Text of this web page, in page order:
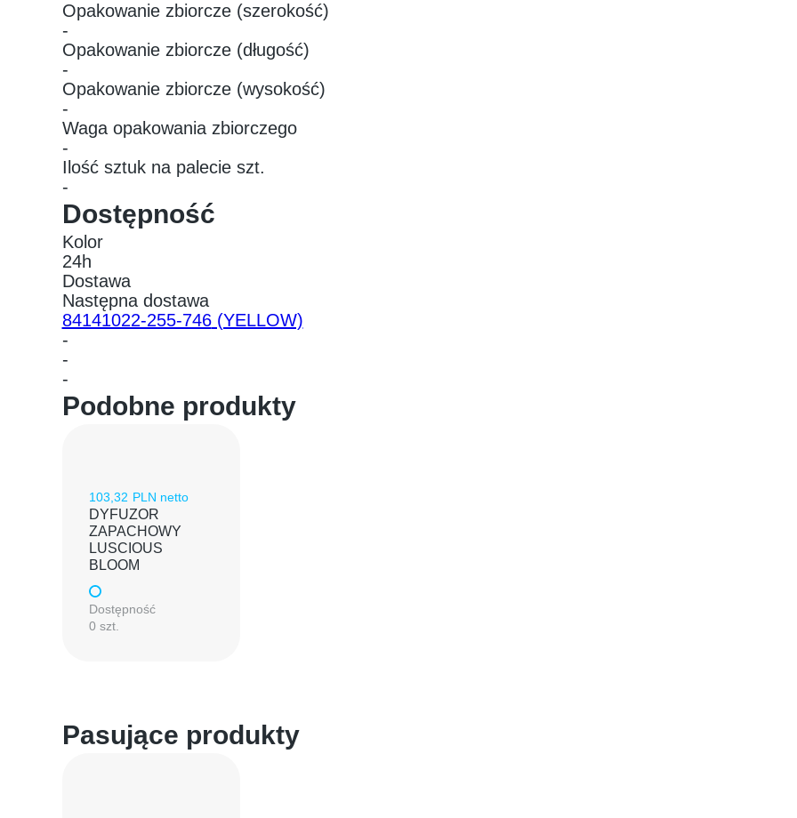
Opakowanie zbiorcze (szerokość)
-
Opakowanie zbiorcze (długość)
-
Opakowanie zbiorcze (wysokość)
-
Waga opakowania zbiorczego
-
Ilość sztuk na palecie szt.
-
Dostępność
Kolor
24h
Dostawa
Następna dostawa
84141022-255-746(YELLOW)
-
-
-
Podobne produkty
103,32 PLN netto
DYFUZOR
ZAPACHOWY
LUSCIOUS
BLOOM
Dostępność
0 szt.
Pasujące produkty